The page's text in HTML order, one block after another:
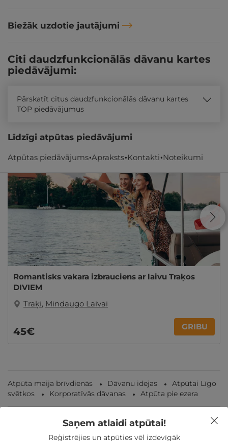
Biežāk uzdotie jautājumi
Atpūtas piedāvājums Apraksts Kontakti Noteikumi
Citi daudzfunkcionālās dāvanu kartes
piedāvājumi:
Pārskatīt citus daudzfunkcionālās dāvanu kartes
TOP piedāvājumus
Līdzīgi atpūtas piedāvājumi
Romantisks vakara izbrauciens ar laivu Traķos
DIVIEM
Traķi, Mindaugo Laivai
45€ GRIBU
Atpūta maija brīvdienās Dāvanu idejas
Atpūtai Līgo
svētkos
Korporatīvās dāvanas Atpūta pie ezera
Saņem atlaidi atpūtai!
Reģistrējies un atpūties vēl izdevīgāk